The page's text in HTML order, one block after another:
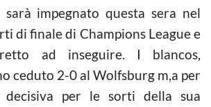
sarà impegnato questa sera nel
di finale di Champions League e
ad inseguire. I blancos,
ceduto 2-0 al Wolfsburg m,a per
decisiva per le sorti della sua